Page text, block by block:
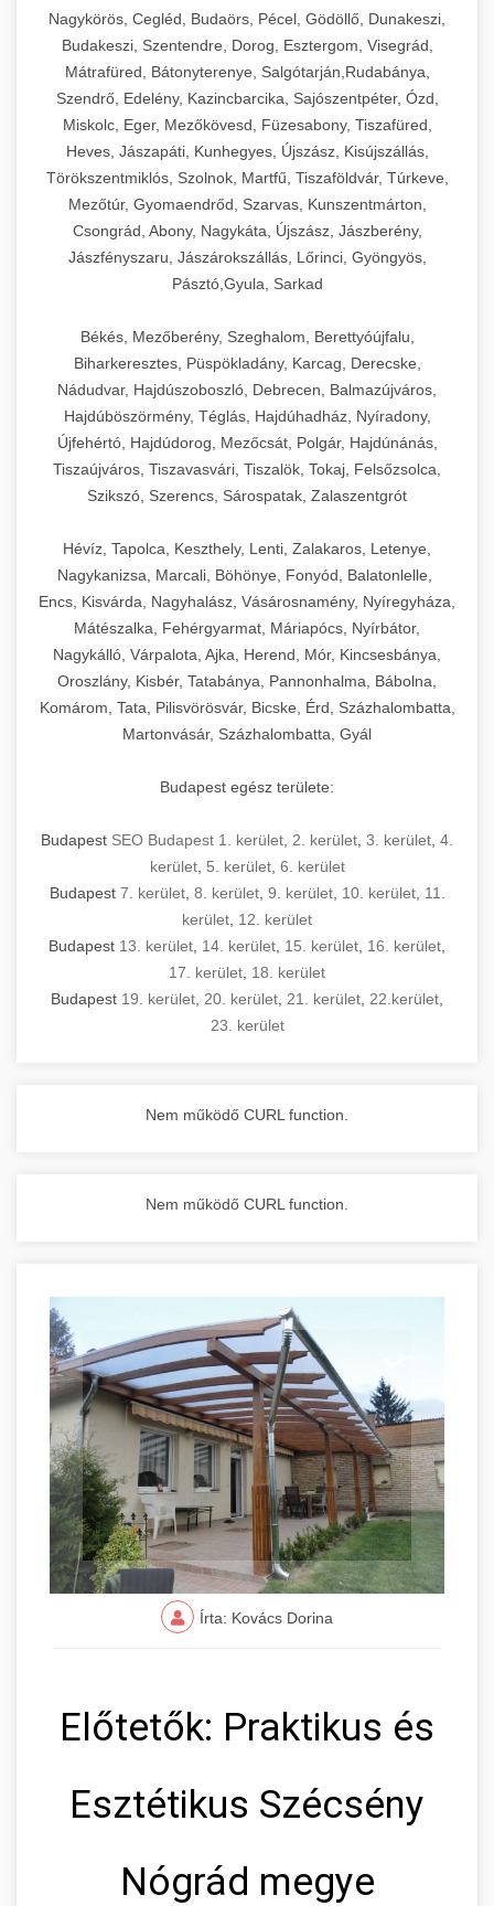
Nagykörös, Cegléd, Budaörs, Pécel, Gödöllő, Dunakeszi,
Budakeszi, Szentendre, Dorog, Esztergom, Visegrád,
Mátrafüred, Bátonyterenye, Salgótarján,Rudabánya,
Szendrő, Edelény, Kazincbarcika, Sajószentpéter, Ózd,
Miskolc, Eger, Mezőkövesd, Füzesabony, Tiszafüred,
Heves, Jászapáti, Kunhegyes, Újszász, Kisújszállás,
Törökszentmiklós, Szolnok, Martfű, Tiszaföldvár, Túrkeve,
Mezőtúr, Gyomaendrőd, Szarvas, Kunszentmárton,
Csongrád, Abony, Nagykáta, Újszász, Jászberény,
Jászfényszaru, Jászárokszállás, Lőrinci, Gyöngyös,
Pásztó,Gyula, Sarkad
Békés, Mezőberény, Szeghalom, Berettyóújfalu,
Biharkeresztes, Püspökladány, Karcag, Derecske,
Nádudvar, Hajdúszoboszló, Debrecen, Balmazújváros,
Hajdúböszörmény, Téglás, Hajdúhadház, Nyíradony,
Újfehértó, Hajdúdorog, Mezőcsát, Polgár, Hajdúnánás,
Tiszaújváros, Tiszavasvári, Tiszalök, Tokaj, Felsőzsolca,
Szikszó, Szerencs, Sárospatak, Zalaszentgrót
Hévíz, Tapolca, Keszthely, Lenti, Zalakaros, Letenye,
Nagykanizsa, Marcali, Böhönye, Fonyód, Balatonlelle,
Encs, Kisvárda, Nagyhalász, Vásárosnamény, Nyíregyháza,
Mátészalka, Fehérgyarmat, Máriapócs, Nyírbátor,
Nagykálló, Várpalota, Ajka, Herend, Mór, Kincsesbánya,
Oroszlány, Kisbér, Tatabánya, Pannonhalma, Bábolna,
Komárom, Tata, Pilisvörösvár, Bicske, Érd, Százhalombatta,
Martonvásár, Százhalombatta, Gyál
Budapest egész területe:
Budapest SEO Budapest 1. kerület 2. kerület 3. kerület 4.
kerület, 5. kerület, 6. kerület
Budapest 7. kerület, 8. kerület, 9. kerület, 10. kerület, 11.
kerület 12. kerület
Budapest 13. kerület 14. kerület 15. kerület 16. kerület
17. kerület 18. kerület
Budapest 19. kerület 20. kerület 21. kerület 22.kerület
23. kerület
Nem működő CURL function.
Nem működő CURL function.
Írta: Kovács Dorina
Előtetők: Praktikus és
Esztétikus Szécsény
Nógrád megye